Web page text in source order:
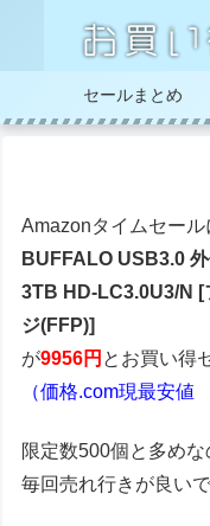
セールまとめ
Amazonタイムセール
BUFFALO USB3.0
3TB HD-LC3.0U3/N [
ジ(FFP)]
が9956円 とお買い得
（価格.com現最安
限定数500個と多めな
毎回売れ行きが良いで